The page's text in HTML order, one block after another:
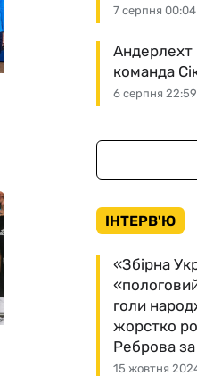
7 серпня 00:04
6 серпня 22:59
Андерлехт
команда
ІНТЕРВ'Ю
15 жовтня
«Збірна
голи
жорстко
Реброва за